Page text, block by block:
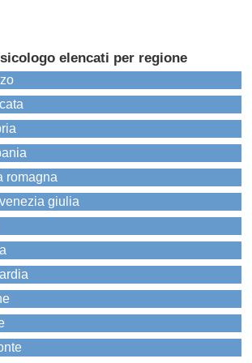
elencati per regione
romagna
giulia